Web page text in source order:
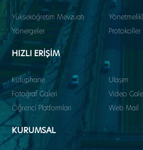
Yükseköğretim Mevzuatı
Yönergeler
Protokoller
HIZLI ERİŞİM
Kütüphane
Ulaşım
Fotoğraf Galeri
Video
Öğrenci Platformları
Web Mail
KURUMSAL